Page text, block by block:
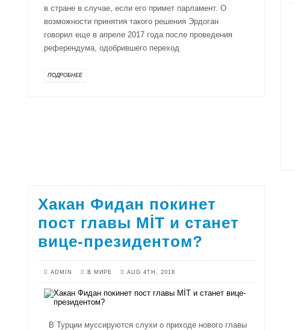
в стране в случае, если его примет парламент. О
возможности принятия такого решения Эрдоган
говорил еще в апреле 2017 года после проведения
референдума, одобрившего переход
ПОДРОБНЕЕ
Хакан Фидан покинет
пост главы MİT и станет
вице-президентом?
ADMIN В МИРЕ AUG 4TH, 2018
В Турции муссируются слухи о приходе нового главы